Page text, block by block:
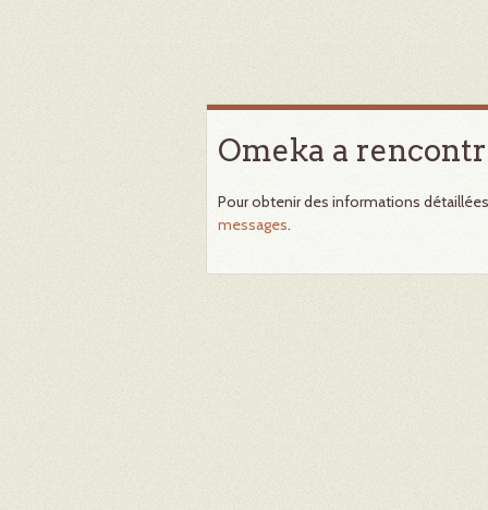
Omeka a
Pour obtenir des informations
messages.